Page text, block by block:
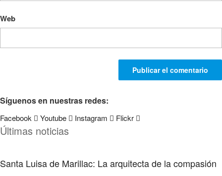
Web
Síguenos en nuestras redes:
Facebook Youtube Instagram Flickr
Últimas noticias
Santa Luisa de Marillac: La arquitecta de la compasión